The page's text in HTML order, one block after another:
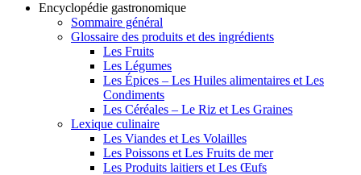
Encyclopédie gastronomique
Sommaire général
Glossaire des produits et des ingrédients
Les Fruits
Les Légumes
Les Épices – Les Huiles alimentaires et Les
Condiments
Les Céréales – Le Riz et Les Graines
Lexique culinaire
Les Viandes et Les Volailles
Les Poissons et Les Fruits de mer
Les Produits laitiers et Les Œufs